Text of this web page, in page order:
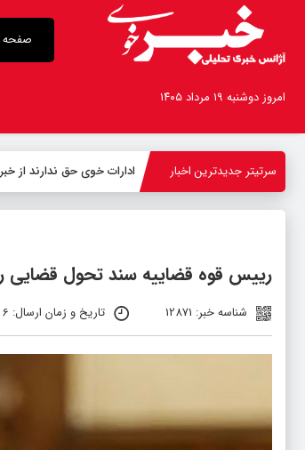
امروز دوشنبه ۱۹ مرداد ۱۴۰۵
سرتیتر جدیدترین اخبار ادارات خوی حق ندارند از
رییس قوه قضاییه سند تحول قضایی را
شناسه خبر: 12871 تاریخ و زمان ارسال: 6 دی 1399 ساعت 12:47